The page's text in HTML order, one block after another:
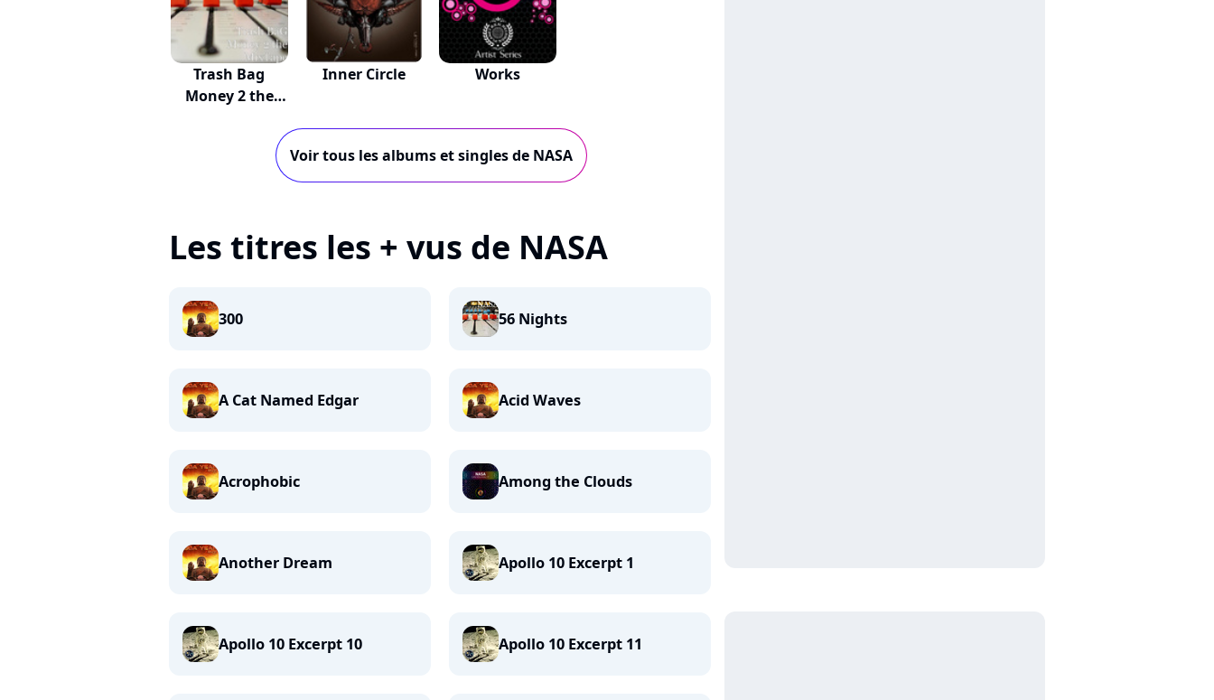
Trash Bag
Money 2 the
Inner Circle Works
Voir tous les albums et singles de NASA
Les titres les + vus de NASA
300 56 Nights
A Cat Named Edgar Acid Waves
Acrophobic Among the Clouds
Another Dream Apollo 10 Excerpt 1
Apollo 10 Excerpt 10 Apollo 10 Excerpt 11